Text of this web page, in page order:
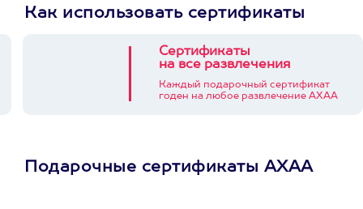
Как использовать сертификаты
Сертификаты
на все развлечения
Каждый подарочный сертификат
годен на любое развлечение АХАА
Подарочные сертификаты АХАА